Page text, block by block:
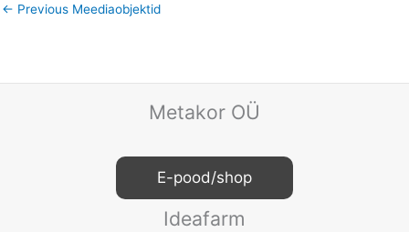
← Previous Meediaobjektid
Metakor OÜ
E-pood/shop
Ideafarm